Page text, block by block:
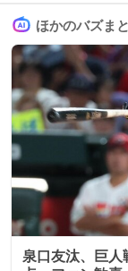
ほかのバズま
泉口友汰、巨人